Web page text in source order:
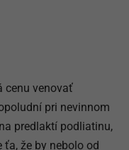
cenu venovať
pri nevinnom
predlaktí podliatinu,
že by nebolo od